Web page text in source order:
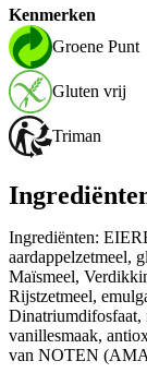
Kenmerken
Groene Punt
Gluten vrij
Triman
Ingrediënten:
aardappelzetmeel,
Maïsmeel,
Rijstzetmeel,
Dinatriumdifosfaat,
vanillesmaak,
van NOTEN